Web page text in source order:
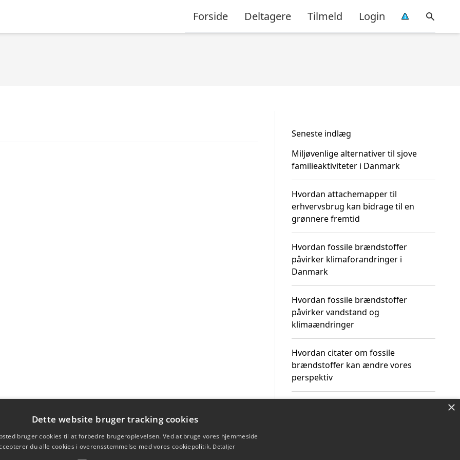
Forside Deltagere Tilmeld Login
Seneste indlæg
Miljøvenlige alternativer til sjove
familieaktiviteter i Danmark
Hvordan attachemapper til
erhvervsbrug kan bidrage til en
grønnere fremtid
Hvordan fossile brændstoffer
påvirker klimaforandringer i
Danmark
Hvordan fossile brændstoffer
påvirker vandstand og
klimaændringer
Hvordan citater om fossile
brændstoffer kan ændre vores
perspektiv
×
Dette website bruger tracking cookies
bruger cookies til at forbedre brugeroplevelsen. Ved at bruge vores hjemmeside
du alle cookies i overensstemmelse med vores cookiepolitik. Detaljer